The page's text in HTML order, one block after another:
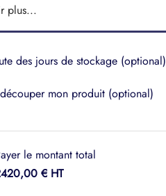
plus...
des jours de stockage (optional)
mon produit (optional)
le montant total
€